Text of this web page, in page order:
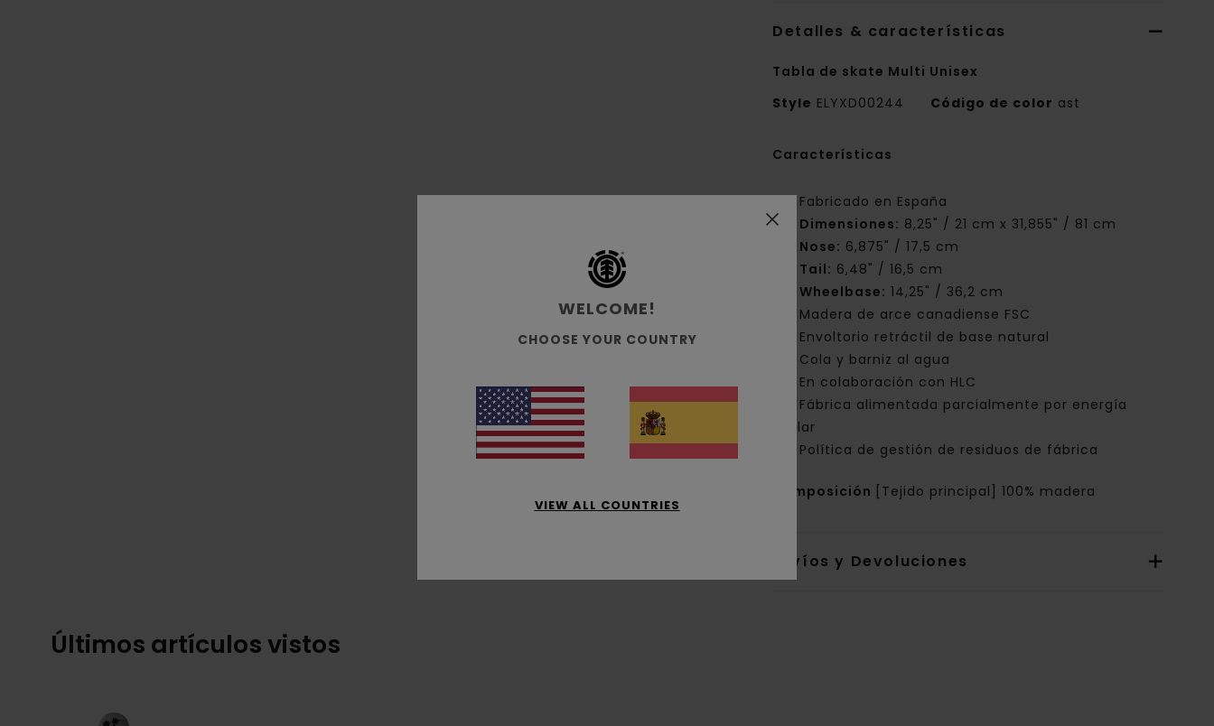
Detalles & características
Tabla de skate Multi Unisex
Style ELYXD00244 Código de color ast
Características
Fabricado en España
Dimensiones: 8,25" / 21 cm x 31,855" / 81 cm
Nose: 6,875" / 17,5 cm
Tail: 6,48" / 16,5 cm
Wheelbase: 14,25" / 36,2 cm
Madera de arce canadiense FSC
Envoltorio retráctil de base natural
Cola y barniz al agua
En colaboración con HLC
Fábrica alimentada parcialmente por energía
solar
Política de gestión de residuos de fábrica
Composición [Tejido principal] 100% madera
Envíos y Devoluciones
Últimos artículos vistos
WELCOME!
CHOOSE YOUR COUNTRY
VIEW ALL COUNTRIES